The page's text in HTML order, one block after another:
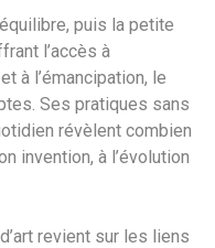
puis la petite
l’accès à
à l’émancipation, le
Ses pratiques sans
révèlent combien
invention, à l’évolution
revient sur les liens